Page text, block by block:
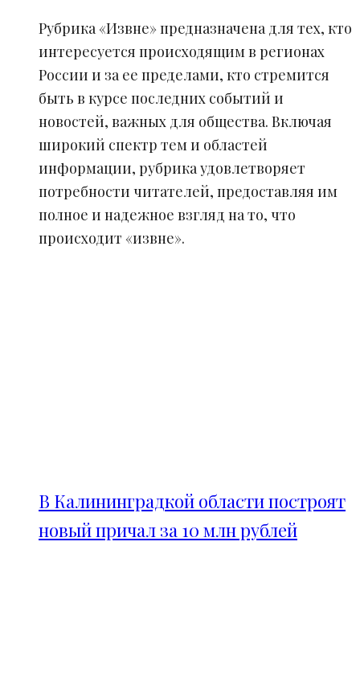
Рубрика «Извне» предназначена для тех, кто
интересуется происходящим в регионах
России и за ее пределами, кто стремится
быть в курсе последних событий и
новостей, важных для общества. Включая
широкий спектр тем и областей
информации, рубрика удовлетворяет
потребности читателей, предоставляя им
полное и надежное взгляд на то, что
происходит «извне».
В Калининградкой области построят
новый причал за 10 млн рублей